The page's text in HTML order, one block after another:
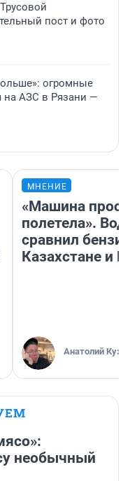
пост и фото
огромные
на АЗС в Рязани —
МНЕНИЕ
«Машина
полетела».
сравнил
Казахстане и
Анатолий
необычный